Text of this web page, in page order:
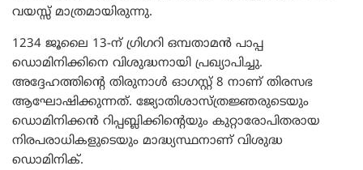
വയസ്സ് മാത്രമായിരുന്നു.
1234 ജൂലൈ 13-ന് ഗ്രിഗറി ഒമ്പതാമൻ പാപ്പ
ഡൊമിനിക്കിനെ വിശുദ്ധനായി പ്രഖ്യാപിച്ചു.
അദ്ദേഹത്തിന്റെ തിരുനാൾ ഓഗസ്റ്റ് 8 നാണ് തിരസഭ
ആഘോഷിക്കുന്നത്. ജ്യോതിശാസ്ത്രജ്ഞരുടെയും
ഡൊമിനിക്കൻ റിപ്പബ്ലിക്കിന്റെയും കുറ്റാരോപിതരായ
നിരപരാധികളുടെയും മാദ്ധ്യസ്ഥനാണ് വിശുദ്ധ
ഡൊമിനിക്.